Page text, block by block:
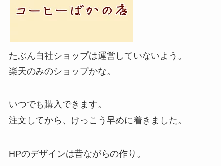
たぶん自社ショップは運営していないよう。
楽天のみのショップかな。
いつでも購入できます。
注文してから、けっこう早めに着きました。
HPのデザインは昔ながらの作り。